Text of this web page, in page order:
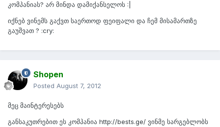
კომპანიას? არ მინდა დამიქანსელოს :|
იქნებ ვინემს გაქვთ საერთოდ ფეიფალი და ჩემ მისამართზე
გაუშვათ ? :cry:
Shopen
Posted August 7, 2012
მეც მაინტერესებს
განსაკუთრებით ეს კომპანია http://bests.ge/ ვინმე სარგებლობს